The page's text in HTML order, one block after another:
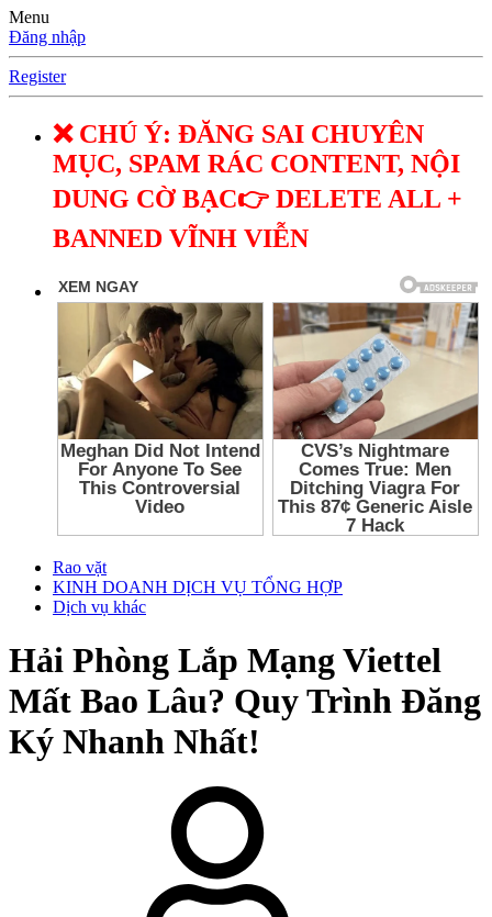
Menu
Đăng nhập
Register
❌ CHÚ Ý: ĐĂNG SAI CHUYÊN
MỤC, SPAM RÁC CONTENT, NỘI
DUNG CỜ BẠC👉 DELETE ALL +
BANNED VĨNH VIỄN
Rao vặt
KINH DOANH DỊCH VỤ TỔNG HỢP
Dịch vụ khác
Hải Phòng Lắp Mạng Viettel
Mất Bao Lâu? Quy Trình Đăng
Ký Nhanh Nhất!